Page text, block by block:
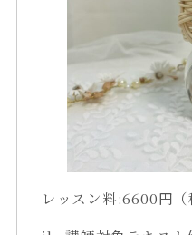
レッスン料:6600円（